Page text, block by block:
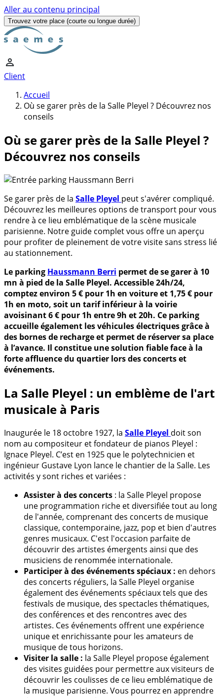
Aller au contenu principal
Trouvez votre place (courte ou longue durée)
Client
Accueil
Où se garer près de la Salle Pleyel ? Découvrez nos
conseils
Où se garer près de la Salle Pleyel ?
Découvrez nos conseils
Se garer près de la Salle Pleyel peut s'avérer compliqué.
Découvrez les meilleures options de transport pour vous
rendre à ce lieu emblématique de la scène musicale
parisienne. Notre guide complet vous offre un aperçu
pour profiter de pleinement de votre visite sans stress lié
au stationnement.
Le parking Haussmann Berri permet de se garer à 10
mn à pied de la Salle Pleyel. Accessible 24h/24,
comptez environ 5 € pour 1h en voiture et 1,75 € pour
1h en moto, soit un tarif inférieur à la voirie
avoisinant 6 € pour 1h entre 9h et 20h. Ce parking
accueille également les véhicules électriques grâce à
des bornes de recharge et permet de réserver sa place
à l’avance. Il constitue une solution fiable face à la
forte affluence du quartier lors des concerts et
événements.
La Salle Pleyel : un emblème de l'art
musicale à Paris
Inaugurée le 18 octobre 1927, la Salle Pleyel doit son
nom au compositeur et fondateur de pianos Pleyel :
Ignace Pleyel. C’est en 1925 que le polytechnicien et
ingénieur Gustave Lyon lance le chantier de la Salle. Les
activités y sont riches et variées :
Assister à des concerts : la Salle Pleyel propose
une programmation riche et diversifiée tout au long
de l'année, comprenant des concerts de musique
classique, contemporaine, jazz, pop et bien d'autres
genres musicaux. C'est l'occasion parfaite de
découvrir des artistes émergents ainsi que des
musiciens de renommée internationale.
Participer à des événements spéciaux : en dehors
des concerts réguliers, la Salle Pleyel organise
également des événements spéciaux tels que des
festivals de musique, des spectacles thématiques,
des conférences et des rencontres avec des
artistes. Ces événements offrent une expérience
unique et enrichissante pour les amateurs de
musique de tous horizons.
Visiter la salle : la Salle Pleyel propose également
des visites guidées pour permettre aux visiteurs de
découvrir les coulisses de ce lieu emblématique de
la musique parisienne. Vous pourrez en apprendre